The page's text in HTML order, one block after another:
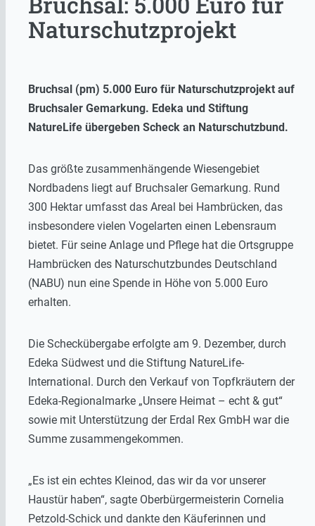
Naturschutzprojekt
Bruchsal (pm) 5.000 Euro für Naturschutzprojekt auf
Bruchsaler Gemarkung. Edeka und Stiftung
NatureLife übergeben Scheck an Naturschutzbund.
Das größte zusammenhängende Wiesengebiet
Nordbadens liegt auf Bruchsaler Gemarkung. Rund
300 Hektar umfasst das Areal bei Hambrücken, das
insbesondere vielen Vogelarten einen Lebensraum
bietet. Für seine Anlage und Pflege hat die Ortsgruppe
Hambrücken des Naturschutzbundes Deutschland
(NABU) nun eine Spende in Höhe von 5.000 Euro
erhalten.
Die Scheckübergabe erfolgte am 9. Dezember, durch
Edeka Südwest und die Stiftung NatureLife-
International. Durch den Verkauf von Topfkräutern der
Edeka-Regionalmarke „Unsere Heimat – echt & gut“
sowie mit Unterstützung der Erdal Rex GmbH war die
Summe zusammengekommen.
„Es ist ein echtes Kleinod, das wir da vor unserer
Haustür haben“, sagte Oberbürgermeisterin Cornelia
Petzold-Schick und dankte den Käuferinnen und